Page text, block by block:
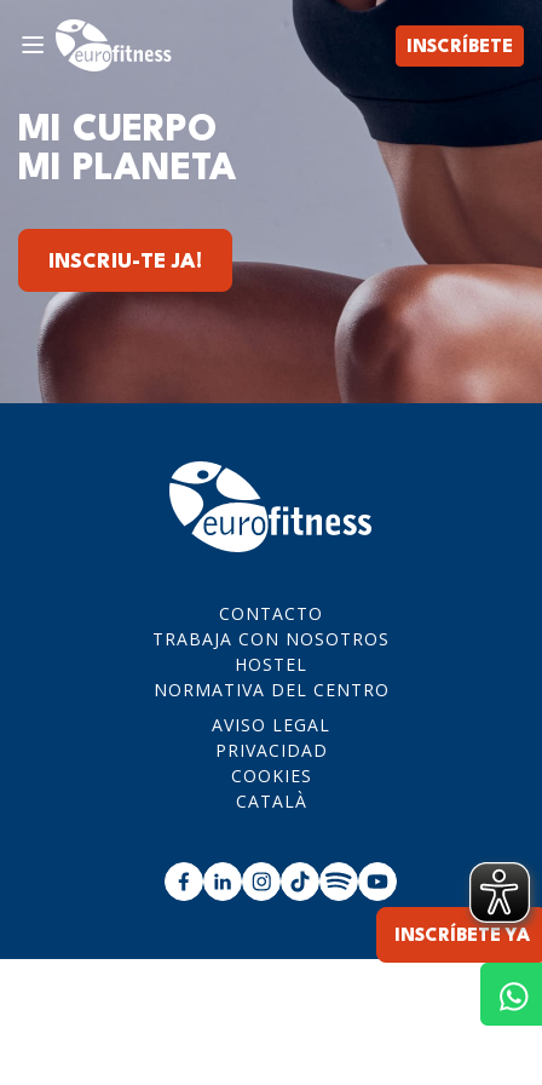
INSCRÍBETE YA
INSCRÍBETE
MI CUERPO
MI PLANETA
INSCRIU-TE JA!
CONTACTO
TRABAJA CON NOSOTROS
HOSTEL
NORMATIVA DEL CENTRO
AVISO LEGAL
PRIVACIDAD
COOKIES
CATALÀ